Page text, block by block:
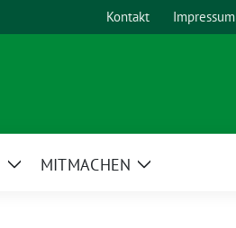
Kontakt Impressum
ZeigeMITMACHEN
Zeige